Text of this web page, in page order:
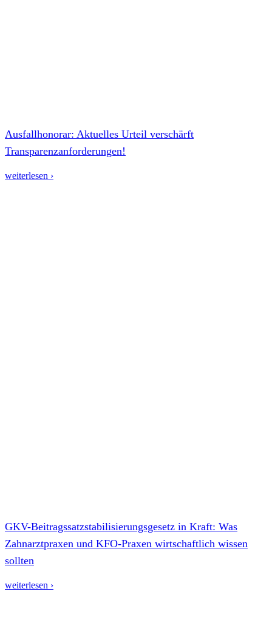
Ausfallhonorar: Aktuelles Urteil verschärft
Transparenzanforderungen!
weiterlesen ›
GKV-Beitragssatzstabilisierungsgesetz in Kraft: Was
Zahnarztpraxen und KFO-Praxen wirtschaftlich wissen
sollten
weiterlesen ›